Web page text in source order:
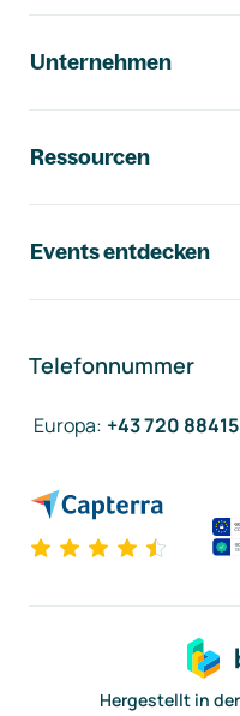
Unternehmen
Ressourcen
Events entdecken
Telefonnummer
Europa: +43 720
Hergestellt in der